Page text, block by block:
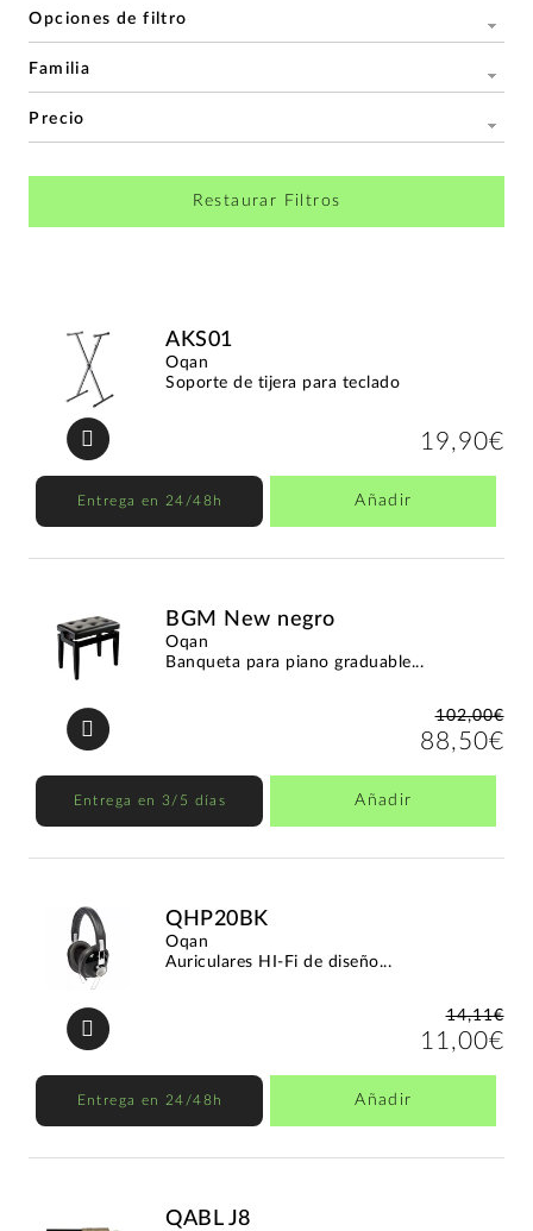
Opciones de filtro
Familia
Precio
Restaurar Filtros
AKS01
Oqan
Soporte de tijera para teclado
19,90€
Entrega en 24/48h Añadir
BGM New negro
Oqan
Banqueta para piano graduable...
102,00€
88,50€
Entrega en 3/5 días Añadir
QHP20BK
Oqan
Auriculares HI-Fi de diseño...
14,11€
11,00€
Entrega en 24/48h Añadir
QABL J8